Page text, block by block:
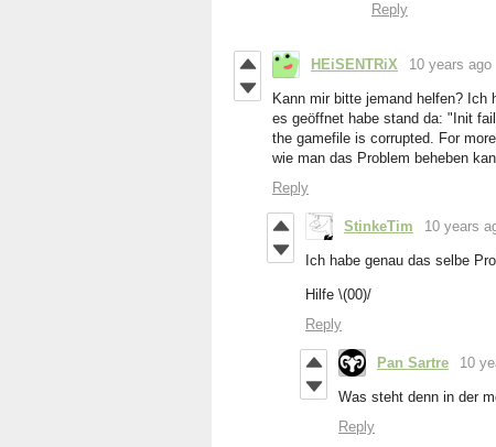
Reply
HEiSENTRiX 10 years ago
Kann mir bitte jemand helfen?
es geöffnet habe stand da: "Init
the gamefile is corrupted. For
wie man das Problem beheben
Reply
StinkeTim 10 years
Ich habe genau das selbe
Hilfe \(00)/
Reply
Pan Sartre 10
Was steht denn in der
Reply